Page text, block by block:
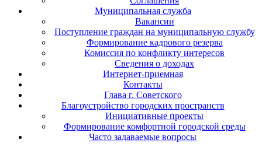
Муниципальная служба
Вакансии
Поступление граждан на муниципальную службу
Формирование кадрового резерва
Комиссия по конфликту интересов
Сведения о доходах
Интернет-приемная
Контакты
Глава г. Советского
Благоустройство городских пространств
Инициативные проекты
Формирование комфортной городской среды
Часто задаваемые вопросы